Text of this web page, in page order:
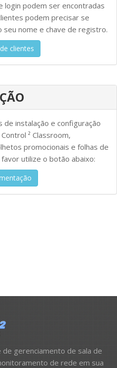
login podem ser encontradas
podem precisar se
nome e chave de registro.
clientes
de instalação e configuração
² Classroom,
promocionais e folhas de
utilize o botão abaixo:
gerenciamento de sala de
de rede em sua